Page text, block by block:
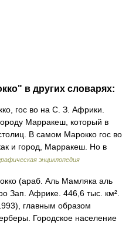
в других словарях:
гос во на С. З. Африки.
Марракеш, который в
В самом Марокко гос во
и город, Марракеш. Но в
энциклопедия
(араб. Аль Мамляка аль
Зап. Африке. 446,6 тыс. км².
главным образом
Городское население